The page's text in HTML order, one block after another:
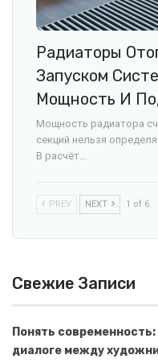
Радиаторы
Запуском
Мощность И
Мощность радиатора
секций нельзя
В расчёт…
PREV NEXT 1 of 6
Свежие Записи
Понять
диалоге между